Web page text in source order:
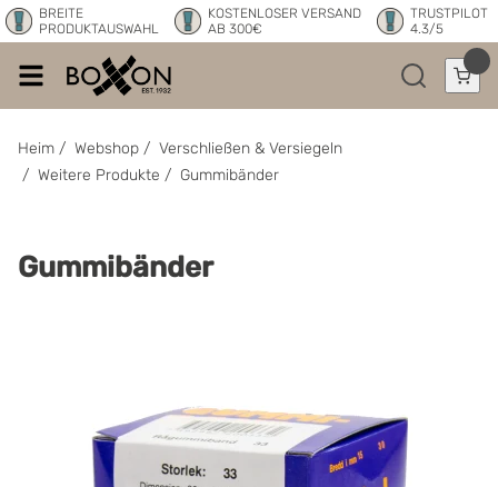
BREITE
PRODUKTAUSWAHL
KOSTENLOSER VERSAND
AB 300€
TRUSTPILOT
4.3/5
Heim / Webshop / Verschließen & Versiegeln
/ Weitere Produkte / Gummibänder
Gummibänder